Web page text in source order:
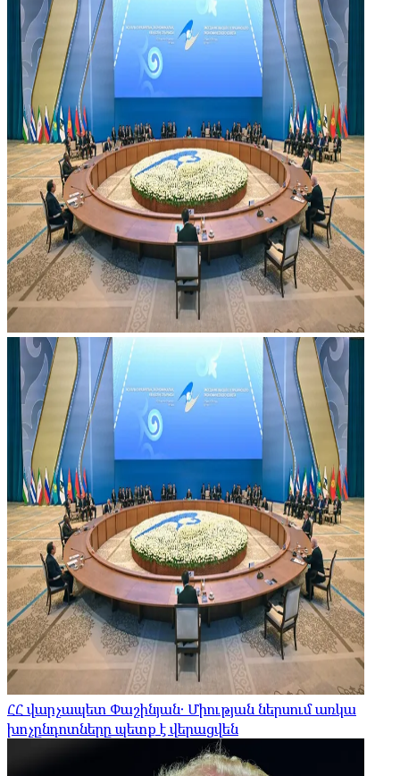
ՀՀ վարչապետ Փաշինյան․ Միության ներսում առկա
խոչընդոտները պետք է վերացվեն